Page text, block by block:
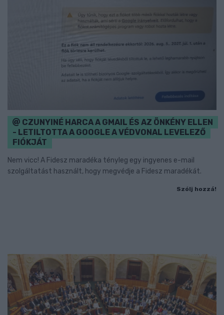
CZUNYINÉ HARCA A GMAIL ÉS AZ ÖNKÉNY ELLEN
- LETILTOTTA A GOOGLE A VÉDVONAL LEVELEZŐ
FIÓKJÁT
Nem vicc! A Fidesz maradéka tényleg egy ingyenes e-mail
szolgáltatást használt, hogy megvédje a Fidesz maradékát.
Szólj hozzá!